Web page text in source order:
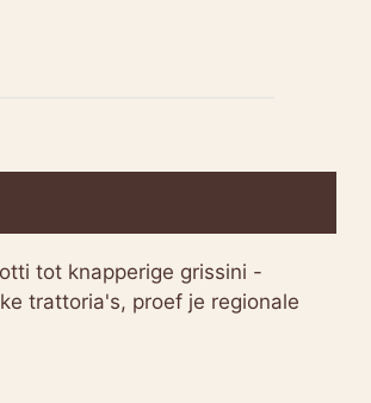
tot knapperige grissini -
trattoria's, proef je regionale